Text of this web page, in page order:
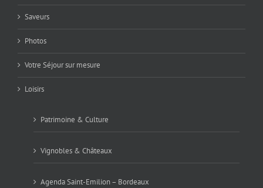
Saveurs
Photos
Votre Séjour sur mesure
Loisirs
Patrimoine & Culture
Vignobles & Châteaux
Agenda Saint-Emilion – Bordeaux